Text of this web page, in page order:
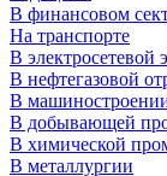
В финансовом
На транспорте
В электросетевой
В нефтегазовой
В
В добывающей
В химической
В металлургии